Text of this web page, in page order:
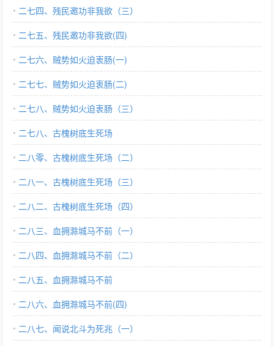
二七四、残民邀功非我欲（三）
二七五、残民邀功非我欲(四)
二七六、贼势如火迫衷肠(一)
二七七、贼势如火迫衷肠(二)
二七八、贼势如火迫衷肠（三）
二七八、古槐树底生死场
二八零、古槐树底生死场（二）
二八一、古槐树底生死场（三）
二八二、古槐树底生死场（四）
二八三、血拥滁城马不前（一）
二八四、血拥滁城马不前（二）
二八五、血拥滁城马不前
二八六、血拥滁城马不前(四)
二八七、闻说北斗为死兆（一）